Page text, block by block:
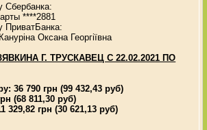
Сбербанка:
****2881
ПриватБанка:
Оксана Георгіївна
Г. ТРУСКАВЕЦ С 22.02.2021 ПО
36 790 грн (99 432,43 руб)
(68 811,30 руб)
329,82 грн (30 621,13 руб)